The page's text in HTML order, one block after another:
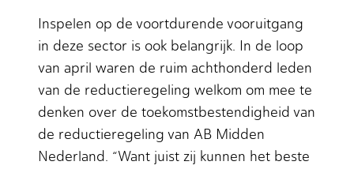
Inspelen op de voortdurende vooruitgang
in deze sector is ook belangrijk. In de loop
van april waren de ruim achthonderd leden
van de reductieregeling welkom om mee te
denken over de toekomstbestendigheid van
de reductieregeling van AB Midden
Nederland. “Want juist zij kunnen het beste